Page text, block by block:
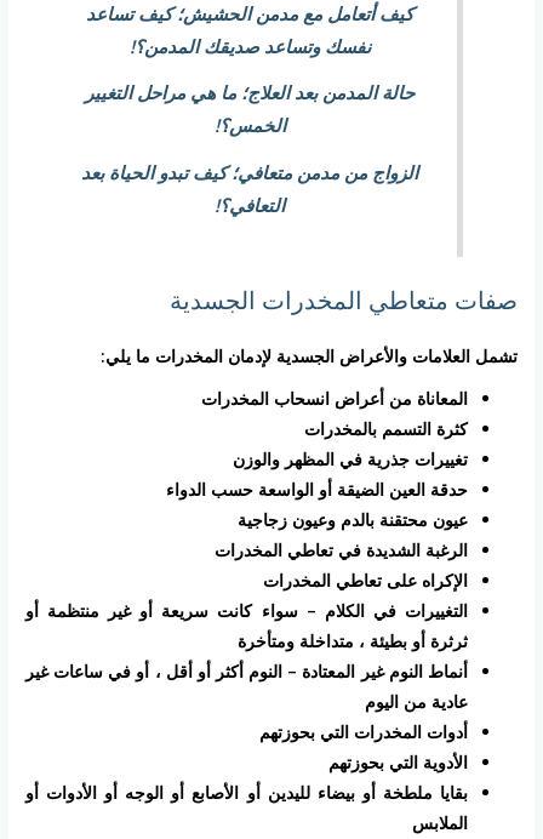
كيف أتعامل مع مدمن الحشيش؛ كيف تساعد
نفسك وتساعد صديقك المدمن؟!
حالة المدمن بعد العلاج؛ ما هي مراحل التغيير
الخمس؟!
الزواج من مدمن متعافي؛ كيف تبدو الحياة بعد
التعافي؟!
صفات متعاطي المخدرات الجسدية
تشمل العلامات والأعراض الجسدية لإدمان المخدرات ما يلي:
المعاناة من أعراض انسحاب المخدرات
كثرة التسمم بالمخدرات
تغييرات جذرية في المظهر والوزن
حدقة العين الضيقة أو الواسعة حسب الدواء
عيون محتقنة بالدم وعيون زجاجية
الرغبة الشديدة في تعاطي المخدرات
الإكراه على تعاطي المخدرات
التغييرات في الكلام – سواء كانت سريعة أو غير منتظمة أو
ثرثرة أو بطيئة ، متداخلة ومتأخرة
أنماط النوم غير المعتادة – النوم أكثر أو أقل ، أو في ساعات غير
عادية من اليوم
أدوات المخدرات التي بحوزتهم
الأدوية التي بحوزتهم
بقايا ملطخة أو بيضاء لليدين أو الأصابع أو الوجه أو الأدوات أو
الملابس